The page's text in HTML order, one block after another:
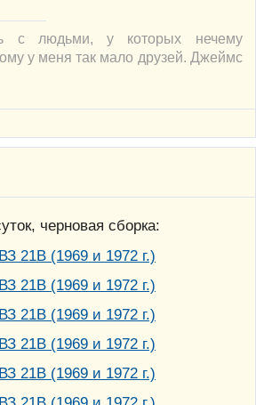
с людьми, у которых нечему
у меня так мало друзей. Джеймс
черновая сборка: